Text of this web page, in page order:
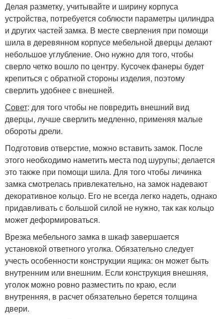
Делая разметку, учитывайте и ширину корпуса
устройства, потребуется соблюсти параметры цилиндра
и других частей замка. В месте сверления при помощи
шила в деревянном корпусе мебельной дверцы делают
небольшое углубление. Оно нужно для того, чтобы
сверло четко вошло по центру. Кусочек фанеры будет
крепиться с обратной стороны изделия, поэтому
сверлить удобнее с внешней.
Совет: для того чтобы не повредить внешний вид
дверцы, лучше сверлить медленно, применяя малые
обороты дрели.
Подготовив отверстие, можно вставить замок. После
этого необходимо наметить места под шурупы; делается
это также при помощи шила. Для того чтобы личинка
замка смотрелась привлекательно, на замок надевают
декоративное кольцо. Его не всегда легко надеть, однако
придавливать с большой силой не нужно, так как кольцо
может деформироваться.
Врезка мебельного замка в шкаф завершается
установкой ответного уголка. Обязательно следует
учесть особенности конструкции ящика: он может быть
внутренним или внешним. Если конструкция внешняя,
уголок можно ровно разместить по краю, если
внутренняя, в расчет обязательно берется толщина
двери.